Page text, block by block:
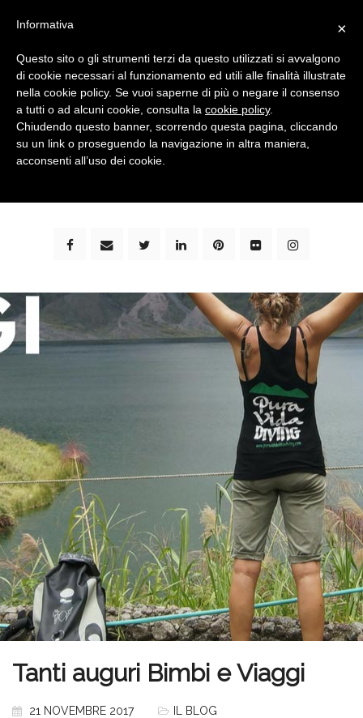
bimbi e viaggi - family travel blog: community #1 in
Tanti auguri Bimbi e Viaggi
21 NOVEMBRE 2017 IL BLOG
×
Informativa
Questo sito o gli strumenti terzi da questo utilizzati si avvalgono
di cookie necessari al funzionamento ed utili alle finalità illustrate
nella cookie policy. Se vuoi saperne di più o negare il consenso
a tutti o ad alcuni cookie, consulta la cookie policy.
Chiudendo questo banner, scorrendo questa pagina, cliccando
su un link o proseguendo la navigazione in altra maniera,
acconsenti all’uso dei cookie.